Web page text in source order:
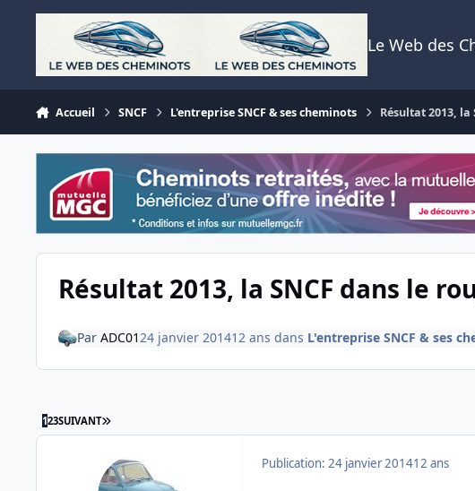
Aller au contenu
Le Web des
Accueil SNCF L'entreprise SNCF & ses cheminots Résultat 2013, la
Résultat 2013, la SNCF dans le
Par ADC0124 janvier 201412 ans dans L'entreprise SNCF & ses
123SUIVANT DERNIÈRE PAGE
Publication: 24 janvier 201412 ans